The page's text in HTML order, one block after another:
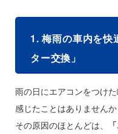
1. 梅雨の車内を快
ター交換」
雨の日にエアコンをつけ
感じたことはありませんか
その原因のほとんどは、